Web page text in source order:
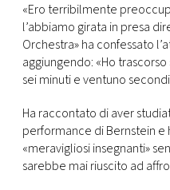
«Ero terribilmente
l’abbiamo girata in presa
Orchestra» ha confessato
aggiungendo: «Ho
sei minuti e ventuno
Ha raccontato di aver
performance di Bernstein e
«meravigliosi insegnanti»
sarebbe mai riuscito ad